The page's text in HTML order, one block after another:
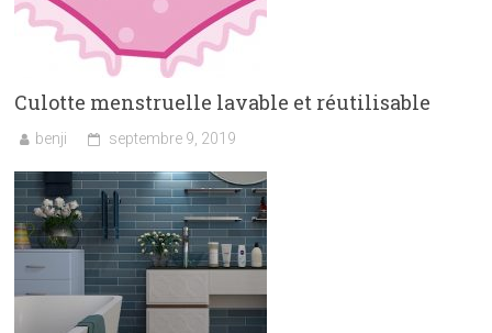
Culotte menstruelle lavable et réutilisable
benji septembre 9, 2019